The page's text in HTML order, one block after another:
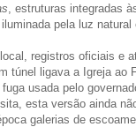
, estruturas integradas
pela luz
registros oficiais e
túnel ligava a Igreja ao
usada pelo
esta versão ainda
galerias de